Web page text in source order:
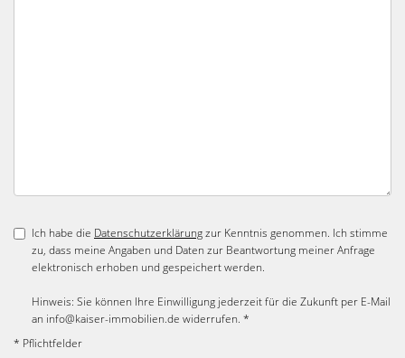
Ich habe die Datenschutzerklärungzur Kenntnis genommen. Ich stimme
zu, dass meine Angaben und Daten zur Beantwortung meiner Anfrage
elektronisch erhoben und gespeichert werden.
Hinweis: Sie können Ihre Einwilligung jederzeit für die Zukunft per E-Mail
an info@kaiser-immobilien.de widerrufen. *
* Pflichtfelder